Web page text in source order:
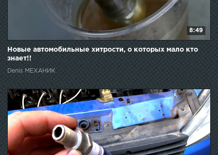
8:49
Новые автомобильные хитрости, о которых мало кто
знает!!
Denis МЕХАНИК